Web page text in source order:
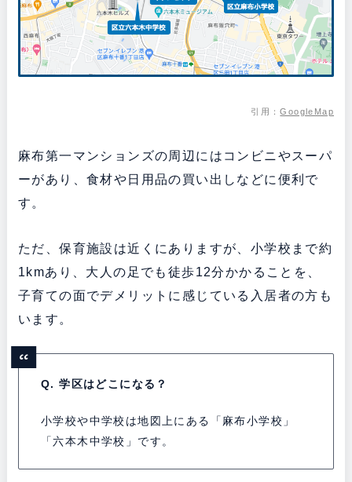
引用：GoogleMap
麻布第一マンションズの周辺にはコンビニやスーパ
ーがあり、食材や日用品の買い出しなどに便利で
す。
ただ、保育施設は近くにありますが、小学校まで約
1kmあり、大人の足でも徒歩12分かかることを、
子育ての面でデメリットに感じている入居者の方も
います。
Q. 学区はどこになる？
小学校や中学校は地図上にある「麻布小学校」
「六本木中学校」です。